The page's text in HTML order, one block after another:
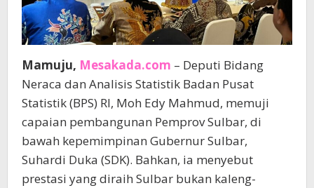
Mamuju, Mesakada.com – Deputi Bidang
Neraca dan Analisis Statistik Badan Pusat
Statistik (BPS) RI, Moh Edy Mahmud, memuji
capaian pembangunan Pemprov Sulbar, di
bawah kepemimpinan Gubernur Sulbar,
Suhardi Duka (SDK). Bahkan, ia menyebut
prestasi yang diraih Sulbar bukan kaleng-